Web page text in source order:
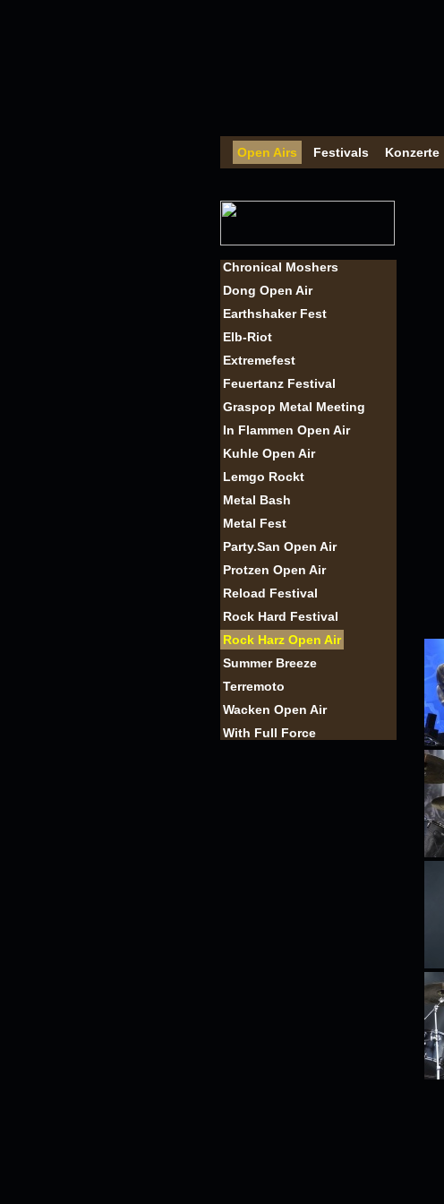
Open Airs Festivals Konzerte
Chronical Moshers
Dong Open Air
Earthshaker Fest
Elb-Riot
Extremefest
Feuertanz Festival
Graspop Metal Meeting
In Flammen Open Air
Kuhle Open Air
Lemgo Rockt
Metal Bash
Metal Fest
Party.San Open Air
Protzen Open Air
Reload Festival
Rock Hard Festival
Rock Harz Open Air
Summer Breeze
Terremoto
Wacken Open Air
With Full Force